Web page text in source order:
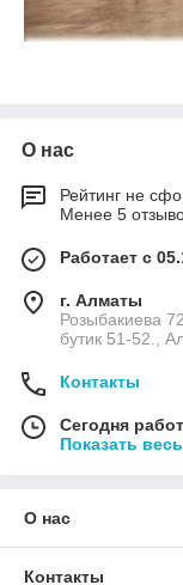
О нас
Рейтинг не
Менее 5
Работает с
г. Алматы
Розыбакиева
бутик 51-52.,
Контакты
Сегодня
Показать
О нас
Контакты